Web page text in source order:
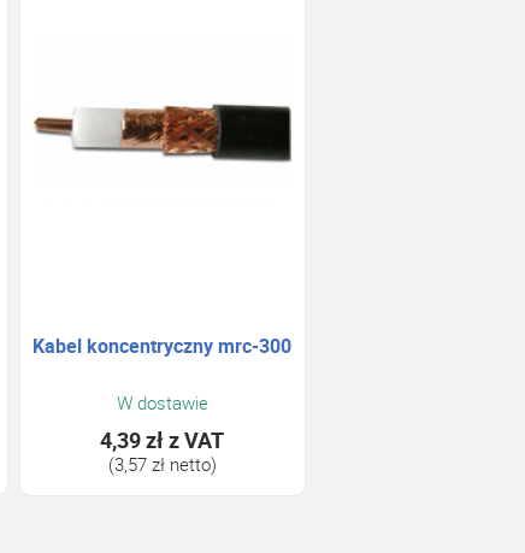
Kabel koncentryczny mrc-300
W dostawie
4,39 złz VAT
(3,57 zł netto)